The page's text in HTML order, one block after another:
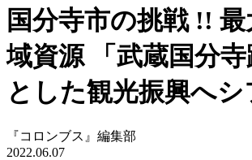
国分寺市の挑戦 !!
域資源 「武蔵国分
とした観光振興へ
『コロンブス』編集部
2022.06.07